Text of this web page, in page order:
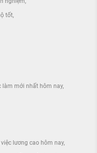
tốt
làm mới nhất hôm nay
việc lương cao hôm nay